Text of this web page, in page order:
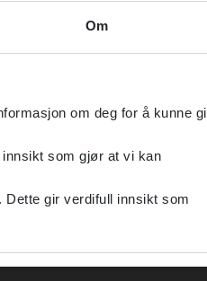
Om
om deg for å kunne gi
som gjør at vi kan
gir verdifull innsikt som